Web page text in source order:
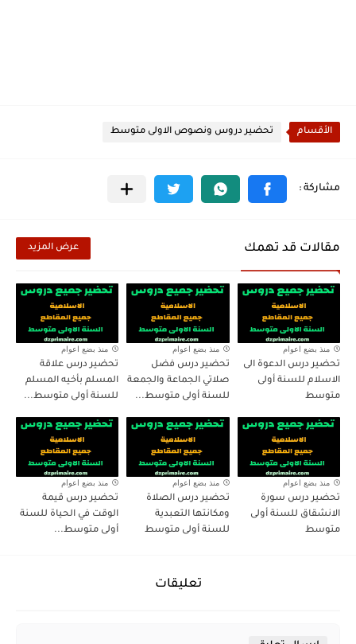
الأقسام تحضير دروس ونصوص الاولى متوسط
مقالات قد تهمك عرض المزيد
منذ بضع اعوام
تحضير درس الدعوة الى
الاسلام للسنة أولى
متوسط
منذ بضع اعوام
تحضير درس فضل
صلاتي الجماعة والجمعة
للسنة أولى متوسط...
منذ بضع اعوام
تحضير درس علاقة
المسلم بأخيه المسلم
للسنة أولى متوسط...
منذ بضع اعوام
تحضير درس سورة
الانشقاق للسنة أولى
متوسط
منذ بضع اعوام
تحضير درس الصلاة
ومكانتها التعبدية
للسنة أولى متوسط
منذ بضع اعوام
تحضير درس قيمة
الوقت في الحياة للسنة
أولى متوسط...
تعليقات